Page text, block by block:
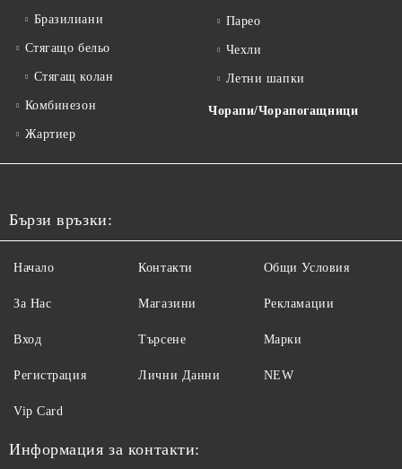
Бразилиани
Стягащо бельо
Стягащ колан
Комбинезон
Жартиер
Парео
Чехли
Летни шапки
Чорапи/Чорапогащници
Бързи връзки:
Начало
За Нас
Вход
Регистрация
Контакти
Магазини
Търсене
Лични Данни
Общи Условия
Рекламации
Марки
NEW
Vip Card
Информация за контакти: